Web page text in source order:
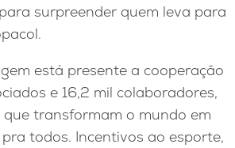
surpreender quem leva para
está presente a cooperação
e 16,2 mil colaboradores,
transformam o mundo em
todos. Incentivos ao esporte,